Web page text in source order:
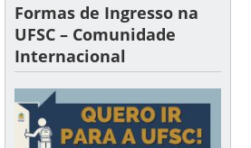
Formas de Ingresso na
UFSC – Comunidade
Internacional